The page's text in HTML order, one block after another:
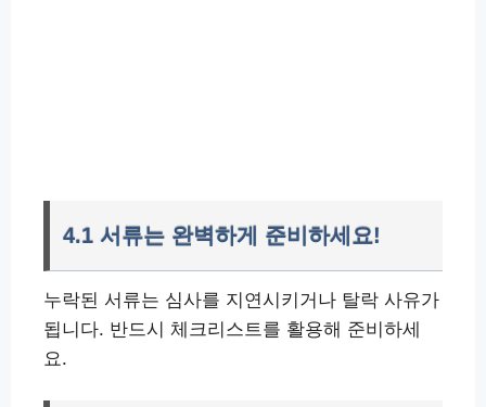
4.1 서류는 완벽하게 준비하세요!
누락된 서류는 심사를 지연시키거나 탈락 사유가
됩니다. 반드시 체크리스트를 활용해 준비하세
요.